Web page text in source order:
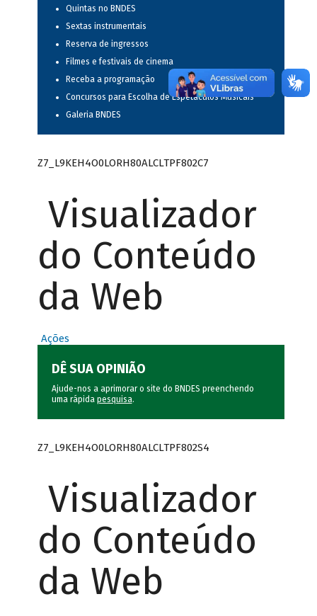
Quintas no BNDES
Sextas instrumentais
Reserva de ingressos
Filmes e festivais de cinema
Receba a programação
Concursos para Escolha de Espetáculos Musicais
Galeria BNDES
Z7_L9KEH4O0LORH80ALCLTPF802C7
Visualizador
do Conteúdo
da Web
Ações
DÊ SUA OPINIÃO
Ajude-nos a aprimorar o site do BNDES preenchendo
uma rápida pesquisa.
Z7_L9KEH4O0LORH80ALCLTPF802S4
Visualizador
do Conteúdo
da Web